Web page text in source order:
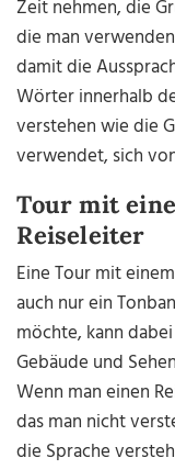
Zeit nehmen, die
die man
damit die
Wörter innerhalb
verstehen wie die
verwendet, sich
Tour mit
Reiseleiter
Eine Tour mit
auch nur ein
möchte, kann
Gebäude und
Wenn man einen
das man nicht
die Sprache